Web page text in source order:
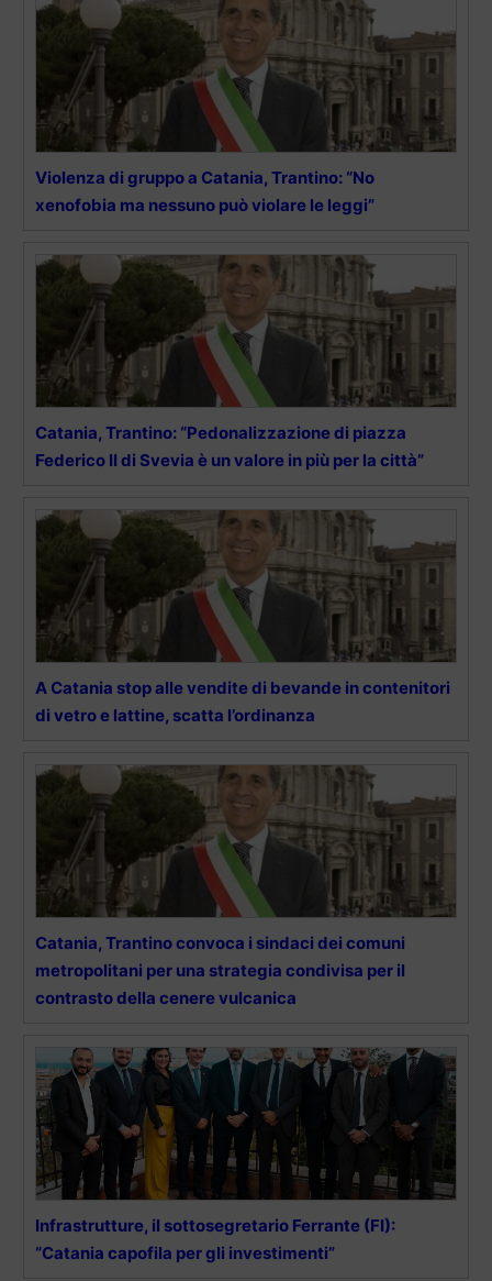
Violenza di gruppo a Catania, Trantino: “No
xenofobia ma nessuno può violare le leggi”
Catania, Trantino: “Pedonalizzazione di piazza
Federico II di Svevia è un valore in più per la città”
A Catania stop alle vendite di bevande in contenitori
di vetro e lattine, scatta l’ordinanza
Catania, Trantino convoca i sindaci dei comuni
metropolitani per una strategia condivisa per il
contrasto della cenere vulcanica
Infrastrutture, il sottosegretario Ferrante (FI):
“Catania capofila per gli investimenti”